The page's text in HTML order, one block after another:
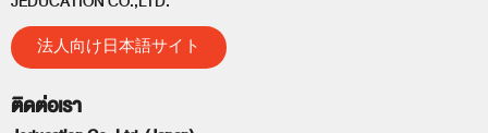
法人向け日本語サイト
ติดต่อเรา